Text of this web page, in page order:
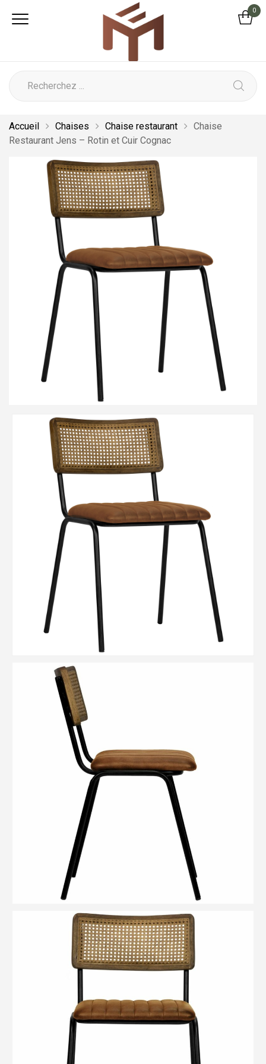
0
Accueil Chaises Chaise restaurant
Chaise
Restaurant Jens – Rotin et Cuir Cognac